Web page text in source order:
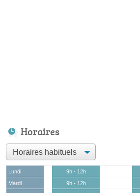
Horaires
Lundi 9h - 12h
Mardi
9h - 12h